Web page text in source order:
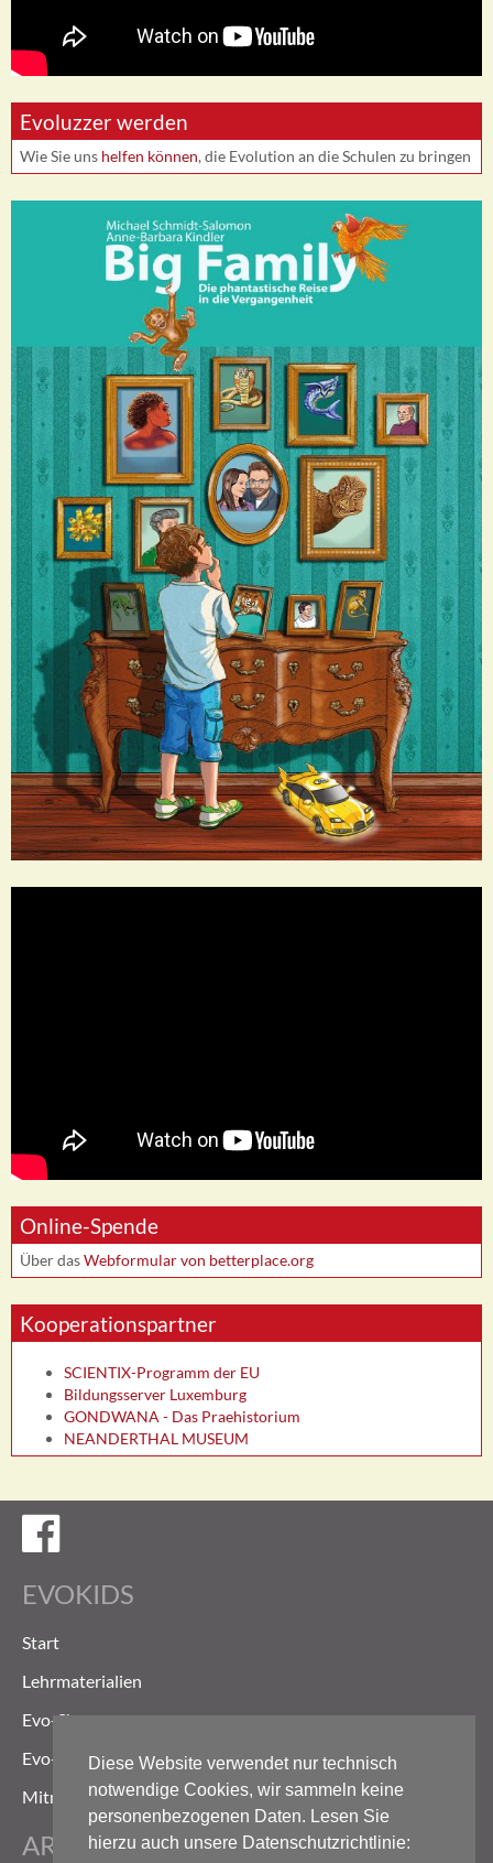
Diese Website verwendet nur technisch
notwendige Cookies, wir sammeln keine
personenbezogenen Daten. Lesen Sie
hierzu auch unsere Datenschutzrichtlinie:
Evoluzzer werden
Wie Sie uns helfen können, die Evolution an die Schulen zu bringen
Online-Spende
Über dasWebformular von betterplace.org
Kooperationspartner
SCIENTIX-Programm der EU
Bildungsserver Luxemburg
GONDWANA - Das Praehistorium
NEANDERTHAL MUSEUM
EVOKIDS
Start
Lehrmaterialien
Evo-Shop
Evo-Weg
Mitmachen
ARCHIV